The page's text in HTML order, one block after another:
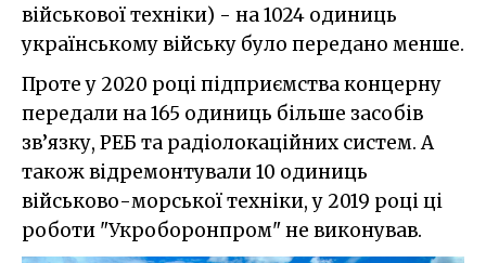
військової техніки) - на 1024 одиниць
українському війську було передано менше.
Проте у 2020 році підприємства концерну
передали на 165 одиниць більше засобів
зв’язку, РЕБ та радіолокаційних систем. А
також відремонтували 10 одиниць
військово-морської техніки, у 2019 році ці
роботи "Укроборонпром" не виконував.